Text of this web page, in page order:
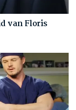
van Floris